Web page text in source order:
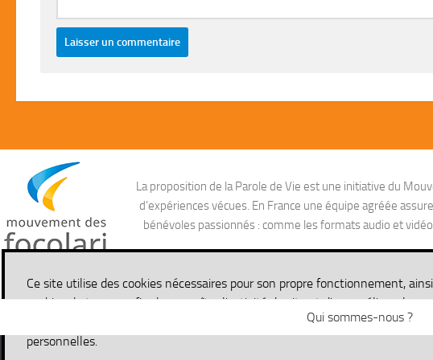
La proposition de la Parole de Vie est une initiative du
d’expériences vécues. En France une équipe agréée
bénévoles passionnés : comme les formats audio et
Qui sommes-nous ?
Ce site utilise des cookies nécessaires pour son propre fonctionnement,
cookies de traçage afin de connaître l'activité du site et d'en améliorer le
pouvez en savoir plus en lisant notre politique de confidentialité des données
personnelles.